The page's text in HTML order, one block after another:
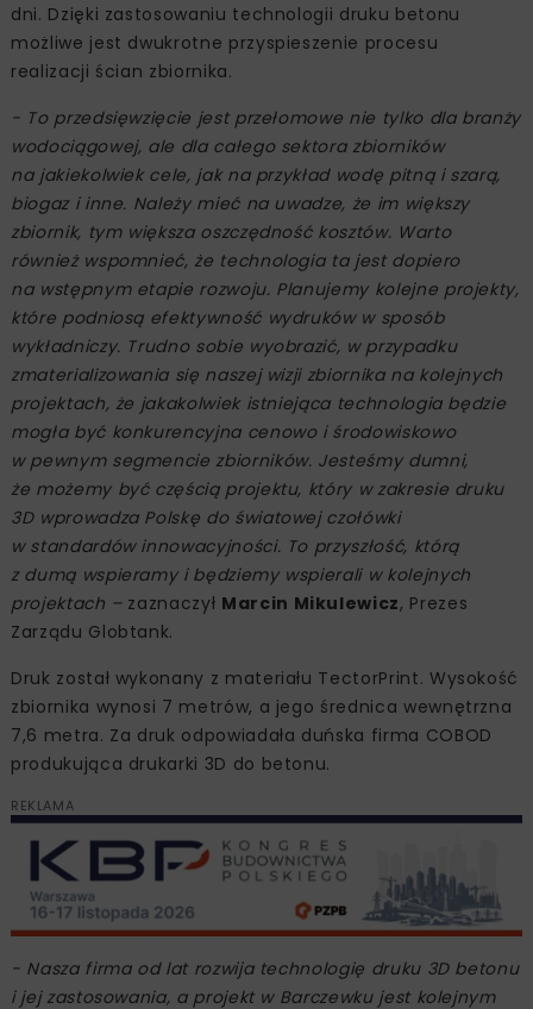
dni. Dzięki zastosowaniu technologii druku betonu
możliwe jest dwukrotne przyspieszenie procesu
realizacji ścian zbiornika.
- To przedsięwzięcie jest przełomowe nie tylko dla branży
wodociągowej, ale dla całego sektora zbiorników
na jakiekolwiek cele, jak na przykład wodę pitną i szarą,
biogaz i inne. Należy mieć na uwadze, że im większy
zbiornik, tym większa oszczędność kosztów. Warto
również wspomnieć, że technologia ta jest dopiero
na wstępnym etapie rozwoju. Planujemy kolejne projekty,
które podniosą efektywność wydruków w sposób
wykładniczy. Trudno sobie wyobrazić, w przypadku
zmaterializowania się naszej wizji zbiornika na kolejnych
projektach, że jakakolwiek istniejąca technologia będzie
mogła być konkurencyjna cenowo i środowiskowo
w pewnym segmencie zbiorników. Jesteśmy dumni,
że możemy być częścią projektu, który w zakresie druku
3D wprowadza Polskę do światowej czołówki
w standardów innowacyjności. To przyszłość, którą
z dumą wspieramy i będziemy wspierali w kolejnych
projektach –zaznaczył Marcin Mikulewicz, Prezes
Zarządu Globtank.
Druk został wykonany z materiału TectorPrint. Wysokość
zbiornika wynosi 7 metrów, a jego średnica wewnętrzna
7,6 metra. Za druk odpowiadała duńska firma COBOD
produkująca drukarki 3D do betonu.
REKLAMA
- Nasza firma od lat rozwija technologię druku 3D betonu
i jej zastosowania, a projekt w Barczewku jest kolejnym